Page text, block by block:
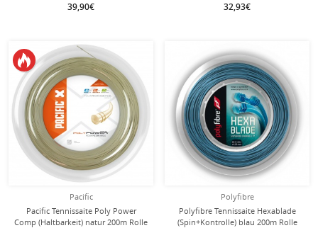
39,90€ 32,93€
Pacific
Pacific Tennissaite Poly Power
Comp (Haltbarkeit) natur 200m Rolle
Polyfibre
Polyfibre Tennissaite Hexablade
(Spin+Kontrolle) blau 200m Rolle